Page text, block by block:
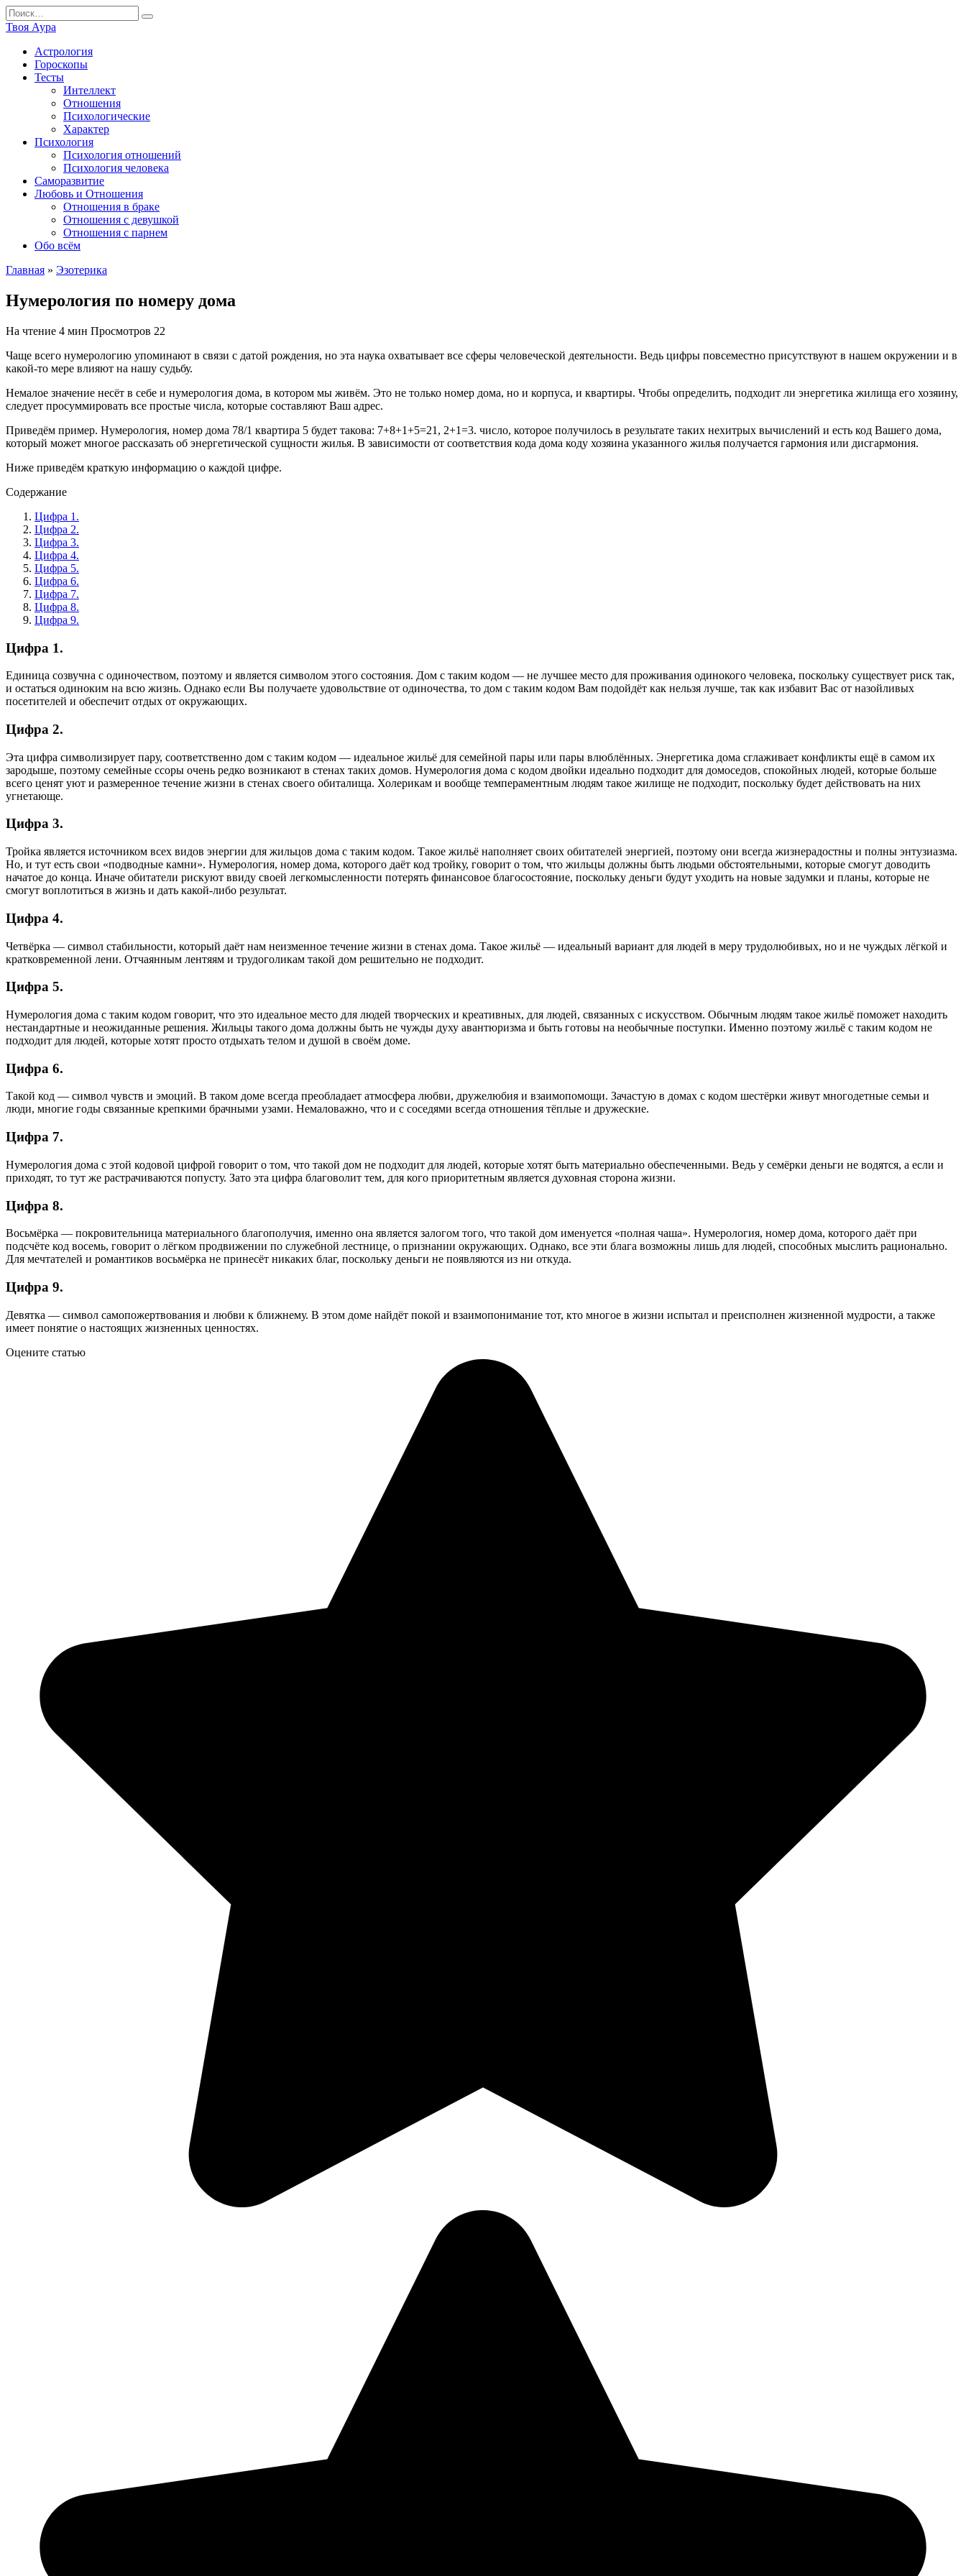
Перейти
к
содержанию
Search
for:
Твоя Аура
Астрология
Гороскопы
Тесты
Интеллект
Отношения
Психологические
Характер
Психология
Психология отношений
Психология человека
Саморазвитие
Любовь и Отношения
Отношения в браке
Отношения с девушкой
Отношения с парнем
Обо всём
Главная » Эзотерика
Нумерология по номеру дома
На чтение 4 мин Просмотров 22
Чаще всего нумерологию упоминают в связи с датой рождения, но эта наука охватывает все сферы человеческой деятельности. Ведь цифры повсеместно присутствуют в нашем окружении и в
какой-то мере влияют на нашу судьбу.
Немалое значение несёт в себе и нумерология дома, в котором мы живём. Это не только номер дома, но и корпуса, и квартиры. Чтобы определить, подходит ли энергетика жилища его хозяину,
следует просуммировать все простые числа, которые составляют Ваш адрес.
Приведём пример. Нумерология, номер дома 78/1 квартира 5 будет такова: 7+8+1+5=21, 2+1=3. число, которое получилось в результате таких нехитрых вычислений и есть код Вашего дома,
который может многое рассказать об энергетической сущности жилья. В зависимости от соответствия кода дома коду хозяина указанного жилья получается гармония или дисгармония.
Ниже приведём краткую информацию о каждой цифре.
Содержание
Цифра 1.
Цифра 2.
Цифра 3.
Цифра 4.
Цифра 5.
Цифра 6.
Цифра 7.
Цифра 8.
Цифра 9.
Цифра 1.
Единица созвучна с одиночеством, поэтому и является символом этого состояния. Дом с таким кодом — не лучшее место для проживания одинокого человека, поскольку существует риск так,
и остаться одиноким на всю жизнь. Однако если Вы получаете удовольствие от одиночества, то дом с таким кодом Вам подойдёт как нельзя лучше, так как избавит Вас от назойливых
посетителей и обеспечит отдых от окружающих.
Цифра 2.
Эта цифра символизирует пару, соответственно дом с таким кодом — идеальное жильё для семейной пары или пары влюблённых. Энергетика дома сглаживает конфликты ещё в самом их
зародыше, поэтому семейные ссоры очень редко возникают в стенах таких домов. Нумерология дома с кодом двойки идеально подходит для домоседов, спокойных людей, которые больше
всего ценят уют и размеренное течение жизни в стенах своего обиталища. Холерикам и вообще темпераментным людям такое жилище не подходит, поскольку будет действовать на них
угнетающе.
Цифра 3.
Тройка является источником всех видов энергии для жильцов дома с таким кодом. Такое жильё наполняет своих обитателей энергией, поэтому они всегда жизнерадостны и полны энтузиазма.
Но, и тут есть свои «подводные камни». Нумерология, номер дома, которого даёт код тройку, говорит о том, что жильцы должны быть людьми обстоятельными, которые смогут доводить
начатое до конца. Иначе обитатели рискуют ввиду своей легкомысленности потерять финансовое благосостояние, поскольку деньги будут уходить на новые задумки и планы, которые не
смогут воплотиться в жизнь и дать какой-либо результат.
Цифра 4.
Четвёрка — символ стабильности, который даёт нам неизменное течение жизни в стенах дома. Такое жильё — идеальный вариант для людей в меру трудолюбивых, но и не чуждых лёгкой и
кратковременной лени. Отчаянным лентяям и трудоголикам такой дом решительно не подходит.
Цифра 5.
Нумерология дома с таким кодом говорит, что это идеальное место для людей творческих и креативных, для людей, связанных с искусством. Обычным людям такое жильё поможет находить
нестандартные и неожиданные решения. Жильцы такого дома должны быть не чужды духу авантюризма и быть готовы на необычные поступки. Именно поэтому жильё с таким кодом не
подходит для людей, которые хотят просто отдыхать телом и душой в своём доме.
Цифра 6.
Такой код — символ чувств и эмоций. В таком доме всегда преобладает атмосфера любви, дружелюбия и взаимопомощи. Зачастую в домах с кодом шестёрки живут многодетные семьи и
люди, многие годы связанные крепкими брачными узами. Немаловажно, что и с соседями всегда отношения тёплые и дружеские.
Цифра 7.
Нумерология дома с этой кодовой цифрой говорит о том, что такой дом не подходит для людей, которые хотят быть материально обеспеченными. Ведь у семёрки деньги не водятся, а если и
приходят, то тут же растрачиваются попусту. Зато эта цифра благоволит тем, для кого приоритетным является духовная сторона жизни.
Цифра 8.
Восьмёрка — покровительница материального благополучия, именно она является залогом того, что такой дом именуется «полная чаша». Нумерология, номер дома, которого даёт при
подсчёте код восемь, говорит о лёгком продвижении по служебной лестнице, о признании окружающих. Однако, все эти блага возможны лишь для людей, способных мыслить рационально.
Для мечтателей и романтиков восьмёрка не принесёт никаких благ, поскольку деньги не появляются из ни откуда.
Цифра 9.
Девятка — символ самопожертвования и любви к ближнему. В этом доме найдёт покой и взаимопонимание тот, кто многое в жизни испытал и преисполнен жизненной мудрости, а также
имеет понятие о настоящих жизненных ценностях.
Оцените статью